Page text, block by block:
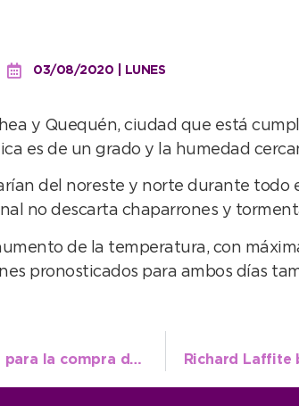
03/08/2020 | LUNES
y Quequén, ciudad que está
es de un grado y la humedad
del noreste y norte durante todo
no descarta chaparrones y
de la temperatura, con
pronosticados para ambos días
El intendente anunció que se aprobó el leasing para la compra de las dos barredoras